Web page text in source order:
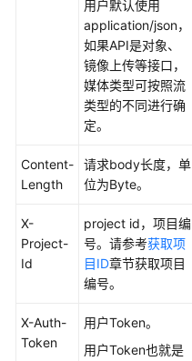
API
（巴
用户默认使用
application/json，
如果API是对象、
镜像上传等接口，
媒体类型可按照流
类型的不同进行确
定。
Content-
Length
请求body长度，单
位为Byte。
X-
Project-
Id
project id，项目编
号。请参考获取项
目ID章节获取项目
编号。
X-Auth-
Token
用户Token。
用户Token也就是